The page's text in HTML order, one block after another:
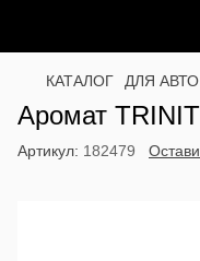
КАТАЛОГ ДЛЯ АВТО
Аромат
Артикул: 182479